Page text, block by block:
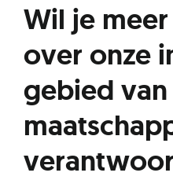
Wil je
over onze
gebied van